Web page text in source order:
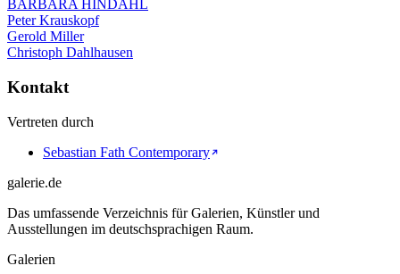
BARBARA HINDAHL
Peter Krauskopf
Gerold Miller
Christoph Dahlhausen
Kontakt
Vertreten durch
Sebastian Fath Contemporary
galerie.de
Das umfassende Verzeichnis für Galerien, Künstler und
Ausstellungen im deutschsprachigen Raum.
Galerien